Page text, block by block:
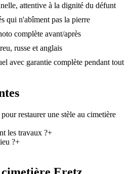
attentive à la dignité du défunt
qui n'abîment pas la pierre
complète avant/après
russe et anglais
avec garantie complète pendant tout
restaurer une stèle au cimetière
les travaux ?+
?+